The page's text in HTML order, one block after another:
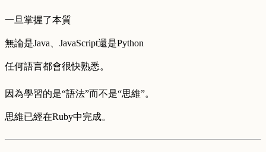
一旦掌握了本質
無論是Java、JavaScript還是Python
任何語言都會很快熟悉。
因為學習的是“語法”而不是“思維”。
思維已經在Ruby中完成。